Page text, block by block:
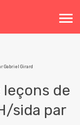
Toggle
navigation
Gabriel Girard
leçons de
sida par